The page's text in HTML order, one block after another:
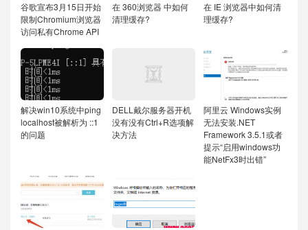
谷歌宣布3月15日开始
限制Chromium浏览器
访问私有Chrome API
在 360浏览器 中如何
清理缓存?
在 IE 浏览器中如何清
理缓存?
解决win10系统中ping
localhost被解析为 ::1
的问题
DELL戴尔服务器开机
没有没有Ctrl+R选项解
决方法
阿里云 Windows实例
无法安装.NET
Framework 3.5.1或者
提示“启用windows功
能NetFx3时出错”